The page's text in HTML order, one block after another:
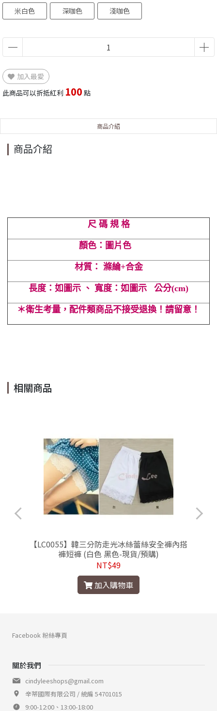
米白色
深咖色 淺咖色
加入最愛
此商品可以折抵紅利 100 點
商品介紹
商品介紹
尺 碼 規 格
顏色：圖片色
材質： 滌綸+合金
長度：如圖示 、 寬度：如圖示 公分(cm)
＊衛生考量，配件類商品不接受退換！請留意！
相關商品
【LC0055】韓三分防走光冰絲蕾絲安全褲內搭
褲短褲 (白色 黑色-現貨/預購)
NT$49
加入購物車
關於我們
cindyleeshops@gmail.com
辛蒂國際有限公司 / 統編 54701015
9:00-12:00、13:00-18:00
Facebook 粉絲專頁